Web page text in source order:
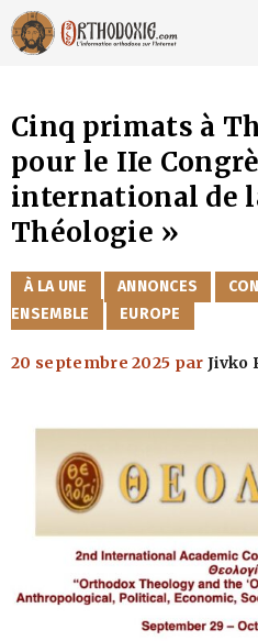
Aller
au
contenu
Cinq primats à
pour le IIe
international de
Théologie »
CATÉGORIES
À LA UNE ANNONCES
ENSEMBLE
EUROPE
20 septembre 2025 parJivko